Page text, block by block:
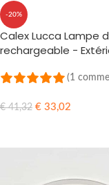
-20%
Calex Lucca Lampe
rechargeable -
(1
€41,32 € 33,02